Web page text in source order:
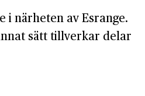
närheten av Esrange.
sätt tillverkar delar